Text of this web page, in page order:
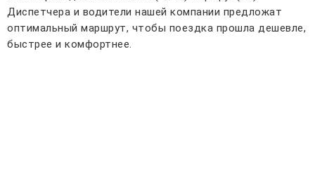
Диспетчера и водители нашей компании предложат
оптимальный маршрут, чтобы поездка прошла дешевле,
быстрее и комфортнее.